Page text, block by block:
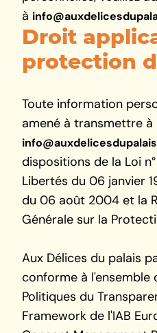
à
Droit
protection
Toute information
amené à transmettre à
dispositions de la Loi
Libertés du 06 janvier
du 06 août 2004 et la
Générale sur la
Aux Délices du palais
conforme à l'ensemble
Politiques du
Framework de l'IAB